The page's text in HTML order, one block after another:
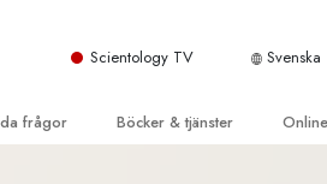
Scientology TV Svenska
frågor Böcker & tjänster